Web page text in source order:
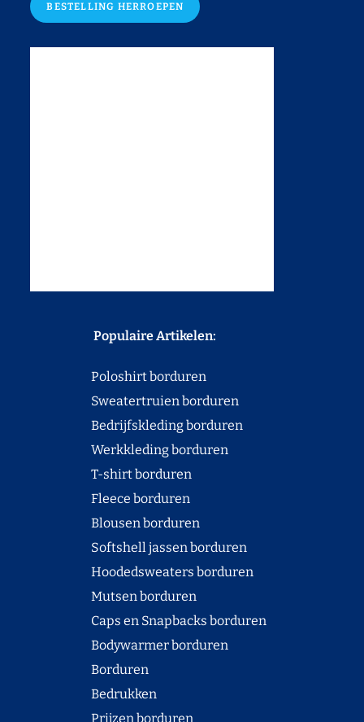
BESTELLING HERROEPEN
Populaire Artikelen:
Poloshirt borduren
Sweatertruien borduren
Bedrijfskleding borduren
Werkkleding borduren
T-shirt borduren
Fleece borduren
Blousen borduren
Softshell jassen borduren
Hoodedsweaters borduren
Mutsen borduren
Caps en Snapbacks borduren
Bodywarmer borduren
Borduren
Bedrukken
Prijzen borduren